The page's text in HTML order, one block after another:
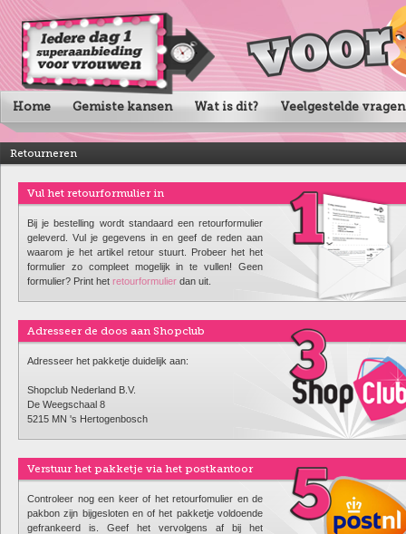
Home Gemiste kansen Wat is dit? Veelgestelde vragen
Retourneren
Vul het retourformulier in
Bij je bestelling wordt standaard een retourformulier
geleverd. Vul je gegevens in en geef de reden aan
waarom je het artikel retour stuurt. Probeer het het
formulier zo compleet mogelijk in te vullen! Geen
formulier? Print het retourformulier dan uit.
Adresseer de doos aan Shopclub
Adresseer het pakketje duidelijk aan:
Shopclub Nederland B.V.
De Weegschaal 8
5215 MN 's Hertogenbosch
Verstuur het pakketje via het postkantoor
Controleer nog een keer of het retourfomulier en de
pakbon zijn bijgesloten en of het pakketje voldoende
gefrankeerd is. Geef het vervolgens af bij het